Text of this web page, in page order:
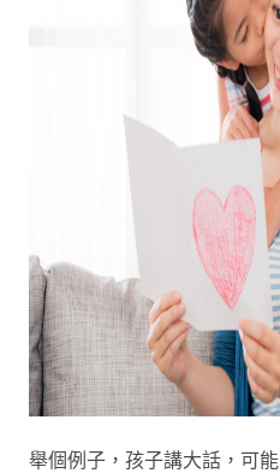
舉個例子，孩子講大話，可